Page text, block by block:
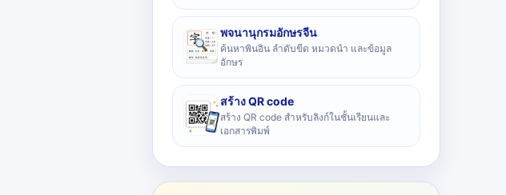
พจนานุกรมอักษรจีน
ค้นหาพินอิน ลำดับขีด หมวดนำ และข้อมูล
อักษร
สร้าง QR code
สร้าง QR code สำหรับลิงก์ในชั้นเรียนและ
เอกสารพิมพ์